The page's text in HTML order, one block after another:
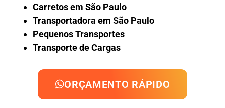
Carretos em São Paulo
Transportadora em São Paulo
Pequenos Transportes
Transporte de Cargas
ORÇAMENTO RÁPIDO